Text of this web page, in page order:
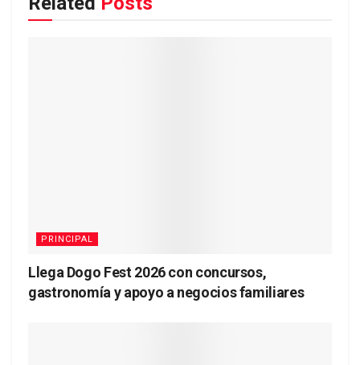
PRINCIPAL
Llega Dogo Fest 2026 con concursos,
gastronomía y apoyo a negocios familiares